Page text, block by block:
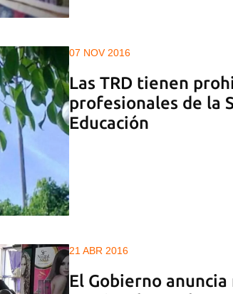
07 NOV 2016
Las TRD tienen
profesionales de la
Educación
21 ABR 2016
El Gobierno